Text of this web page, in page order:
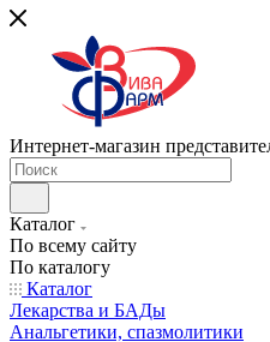
Интернет-магазин
Каталог
По всему сайту
По каталогу
Каталог
Лекарства и БАДы
Анальгетики, спазмолитики